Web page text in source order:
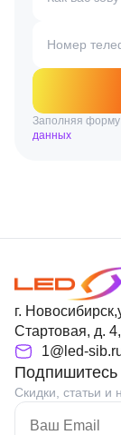
Номер
Заполняя форму
данных
г.
Стартовая, д.
1@led-
Подпишитесь
Скидки, статьи и